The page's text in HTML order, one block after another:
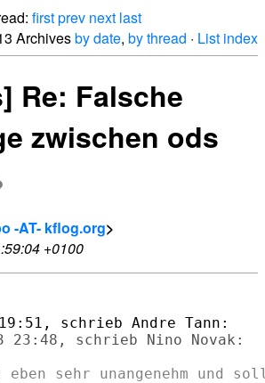
firstprev next last
Archivesby date, by thread · List index
Re: Falsche
zwischen ods
-AT- kflog.org>
+0100
23:48, schrieb Nino Novak:
sehr unangenehm und